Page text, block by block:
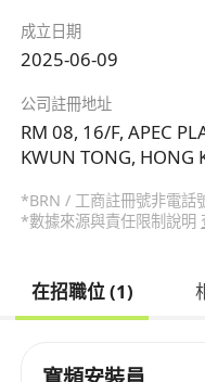
成立日期
2025-06-09
公司註冊地址
RM 08, 16/F, APEC
KWUN TONG, HONG
*BRN / 工商註冊號非電話
*數據來源與責任限制說明
在招職位 (1)